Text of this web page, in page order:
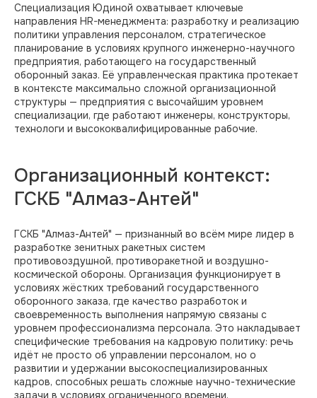
Специализация Юдиной охватывает ключевые
направления HR-менеджмента: разработку и реализацию
политики управления персоналом, стратегическое
планирование в условиях крупного инженерно-научного
предприятия, работающего на государственный
оборонный заказ. Её управленческая практика протекает
в контексте максимально сложной организационной
структуры — предприятия с высочайшим уровнем
специализации, где работают инженеры, конструкторы,
технологи и высококвалифицированные рабочие.
Организационный контекст:
ГСКБ "Алмаз-Антей"
ГСКБ "Алмаз-Антей" — признанный во всём мире лидер в
разработке зенитных ракетных систем
противовоздушной, противоракетной и воздушно-
космической обороны. Организация функционирует в
условиях жёстких требований государственного
оборонного заказа, где качество разработок и
своевременность выполнения напрямую связаны с
уровнем профессионализма персонала. Это накладывает
специфические требования на кадровую политику: речь
идёт не просто об управлении персоналом, но о
развитии и удержании высокоспециализированных
кадров, способных решать сложные научно-технические
задачи в условиях ограниченного времени.